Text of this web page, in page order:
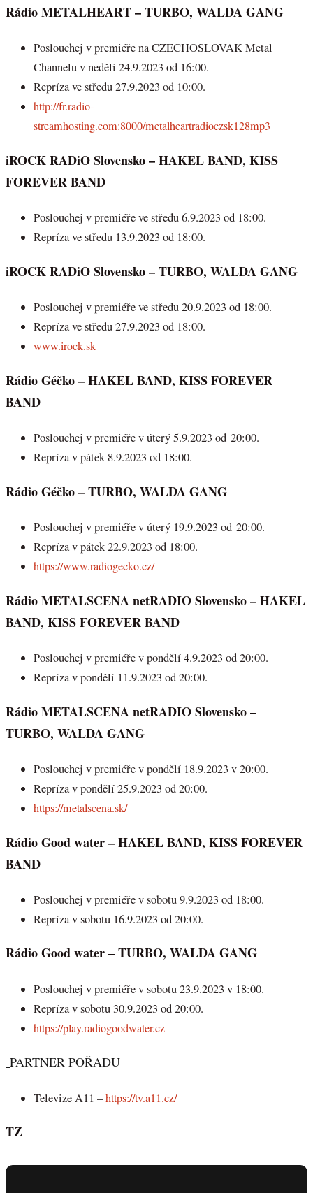
Rádio METALHEART – TURBO, WALDA GANG
Poslouchej v premiéře na CZECHOSLOVAK Metal
Channelu v neděli 24.9.2023 od 16:00.
Repríza ve středu 27.9.2023 od 10:00.
http://fr.radio-
streamhosting.com:8000/metalheartradioczsk128mp3
iROCK RADiO Slovensko – HAKEL BAND, KISS
FOREVER BAND
Poslouchej v premiéře ve středu 6.9.2023 od 18:00.
Repríza ve středu 13.9.2023 od 18:00.
iROCK RADiO Slovensko – TURBO, WALDA GANG
Poslouchej v premiéře ve středu 20.9.2023 od 18:00.
Repríza ve středu 27.9.2023 od 18:00.
www.irock.sk
Rádio Géčko– HAKEL BAND, KISS FOREVER
BAND
Poslouchej v premiéře v úterý 5.9.2023 od 20:00.
Repríza v pátek 8.9.2023 od 18:00.
Rádio Géčko – TURBO, WALDA GANG
Poslouchej v premiéře v úterý 19.9.2023 od 20:00.
Repríza v pátek 22.9.2023 od 18:00.
https://www.radiogecko.cz/
Rádio METALSCENA netRADIO Slovensko– HAKEL
BAND, KISS FOREVER BAND
Poslouchej v premiéře v pondělí 4.9.2023 od 20:00.
Repríza v pondělí 11.9.2023 od 20:00.
Rádio METALSCENA netRADIO Slovensko –
TURBO, WALDA GANG
Poslouchej v premiéře v pondělí 18.9.2023 v 20:00.
Repríza v pondělí 25.9.2023 od 20:00.
https://metalscena.sk/
Rádio Good water – HAKEL BAND, KISS FOREVER
BAND
Poslouchej v premiéře v sobotu 9.9.2023 od 18:00.
Repríza v sobotu 16.9.2023 od 20:00.
Rádio Good water – TURBO, WALDA GANG
Poslouchej v premiéře v sobotu 23.9.2023 v 18:00.
Repríza v sobotu 30.9.2023 od 20:00.
https://play.radiogoodwater.cz
PARTNER POŘADU
Televize A11 –https://tv.a11.cz/
TZ